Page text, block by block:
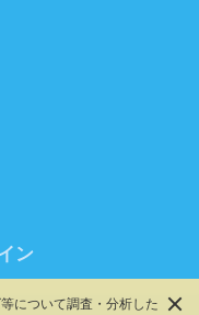
について調査・分析した
ン